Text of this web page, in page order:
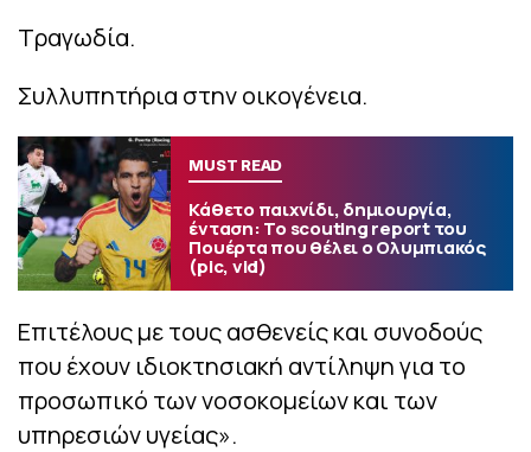
Τραγωδία.
Συλλυπητήρια στην οικογένεια.
MUST READ
Κάθετο παιχνίδι, δημιουργία,
ένταση: Το scouting report του
Πουέρτα που θέλει ο Ολυμπιακός
(pic, vid)
Επιτέλους με τους ασθενείς και συνοδούς
που έχουν ιδιοκτησιακή αντίληψη για το
προσωπικό των νοσοκομείων και των
υπηρεσιών υγείας».